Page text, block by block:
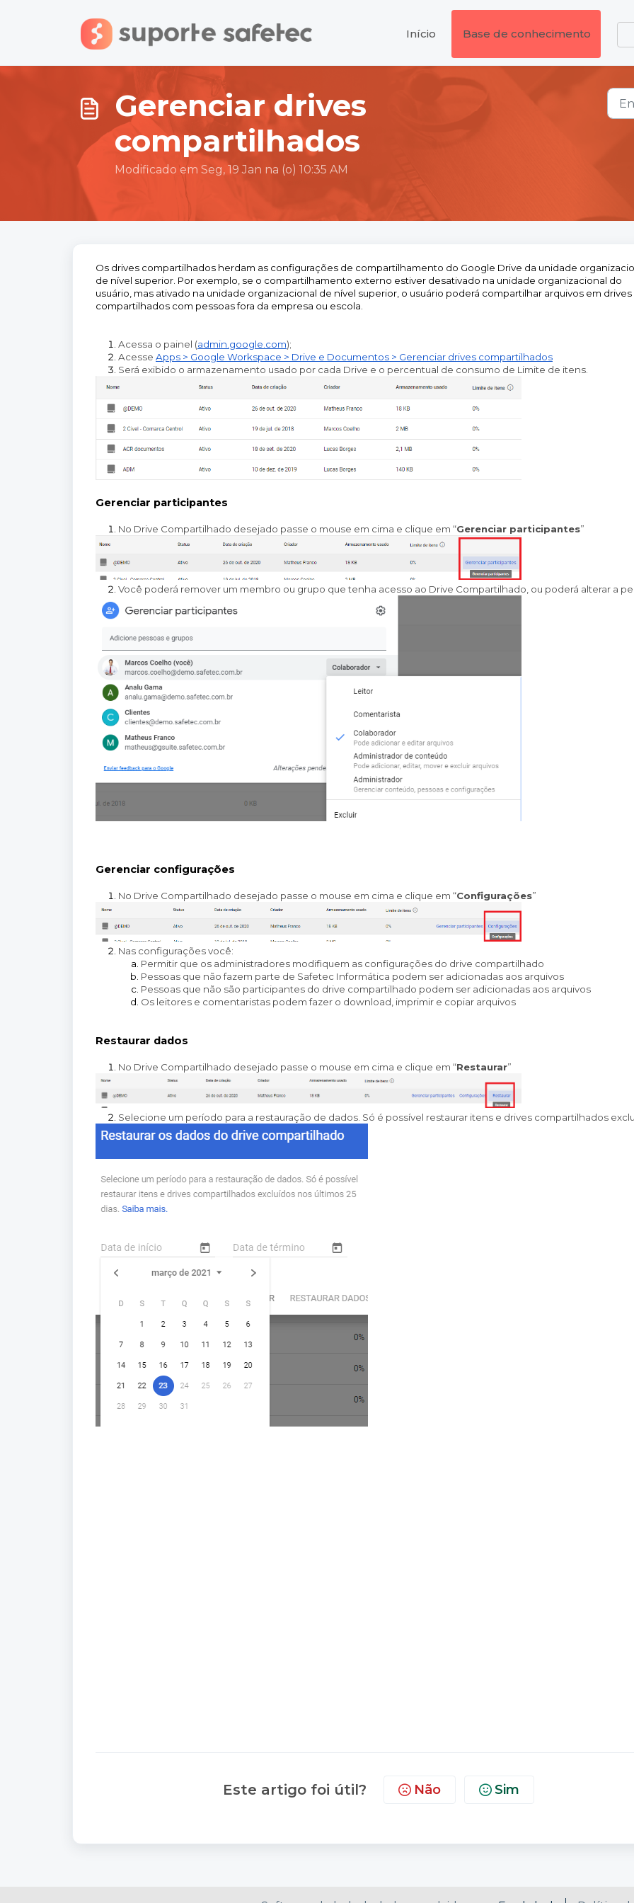
Início
Base de conhecimento
Gerenciar drives
compartilhados
Modificado em Seg, 19 Jan na (o) 10:35 AM
Os drives compartilhados herdam as configurações de compartilhamento do Google Drive da unidade
de nível superior. Por exemplo, se o compartilhamento externo estiver desativado na unidade organizacional do
usuário, mas ativado na unidade organizacional de nível superior, o usuário poderá compartilhar arquivos em drives
compartilhados com pessoas fora da empresa ou escola.
Acessa o painel (admin.google.com);
Acesse Apps > Google Workspace > Drive e Documentos > Gerenciar drives compartilhados
Será exibido o armazenamento usado por cada Drive e o percentual de consumo de Limite de itens.
Gerenciar participantes
No Drive Compartilhado desejado passe o mouse em cima e clique em “Gerenciar participantes”
Você poderá remover um membro ou grupo que tenha acesso ao Drive Compartilhado, ou poderá alterar a
Gerenciar configurações
No Drive Compartilhado desejado passe o mouse em cima e clique em “Configurações”
Nas configurações você:
Permitir que os administradores modifiquem as configurações do drive compartilhado
Pessoas que não fazem parte de Safetec Informática podem ser adicionadas aos arquivos
Pessoas que não são participantes do drive compartilhado podem ser adicionadas aos arquivos
Os leitores e comentaristas podem fazer o download, imprimir e copiar arquivos
Restaurar dados
No Drive Compartilhado desejado passe o mouse em cima e clique em “Restaurar”
Selecione um período para a restauração de dados. Só é possível restaurar itens e drives compartilhados
Este artigo foi útil? Não Sim